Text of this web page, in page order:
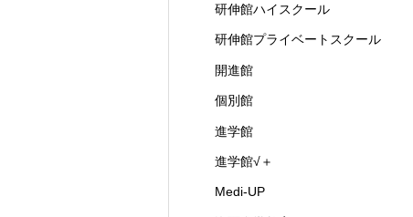
研伸館ハイスクール
研伸館プライベートスクール
開進館
個別館
進学館
進学館√＋
Medi-UP